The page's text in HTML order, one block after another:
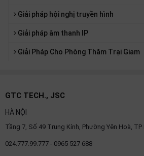
Giải pháp hội nghị truyền hình
Giải pháp âm thanh IP
Giải Pháp Cho Phòng Thăm Trại Giam
GTC TECH., JSC
HÀ NỘI
Tầng 7, Số 49 Trung Kính, Phường Yên Hoà, TP
024.777.99.777 - 0965 527 688